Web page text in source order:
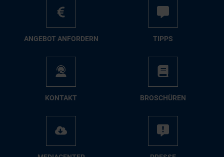
AN­GE­BOT AN­FOR­DERN TIPPS
KON­TAKT BRO­SCHÜ­REN